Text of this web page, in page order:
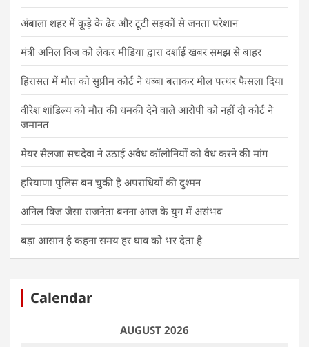
अंबाला शहर में कूड़े के ढेर और टूटी सड़कों से जनता परेशान
मंत्री अनिल विज को लेकर मीडिया द्वारा दर्शाई खबर समझ से बाहर
हिरासत में मौत को सुप्रीम कोर्ट ने धब्बा बताकर मील पत्थर फैसला दिया
वीरेश शांडिल्य को मौत की धमकी देने वाले आरोपी को नहीं दी कोर्ट ने
जमानत
मेयर सैलजा सचदेवा ने उठाई अवैध कॉलोनियों को वैध करने की मांग
हरियाणा पुलिस बन चुकी है अपराधियों की दुश्मन
अनिल विज जैसा राजनेता बनना आज के युग में असंभव
बड़ा आसान है कहना समय हर घाव को भर देता है
Calendar
AUGUST 2026